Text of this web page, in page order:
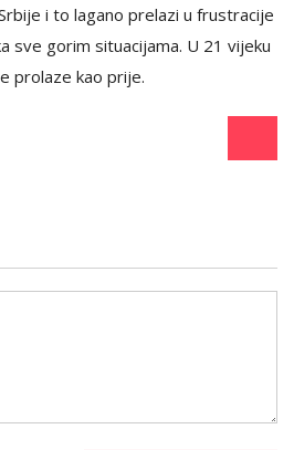
i to lagano prelazi u frustracije
sve gorim situacijama. U 21 vijeku
prolaze kao prije.